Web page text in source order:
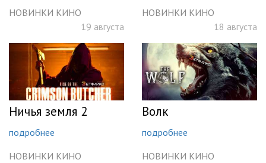
НОВИНКИ КИНО
19 августа
Ничья земля 2
подробнее
НОВИНКИ КИНО
18 августа
Волк
подробнее
НОВИНКИ КИНО
НОВИНКИ КИНО